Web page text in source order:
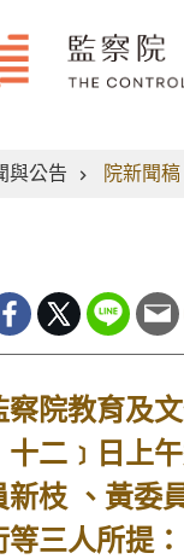
與公告 院新聞稿
教育及文
十二﹞日上
新枝 、黃委
等三人所提